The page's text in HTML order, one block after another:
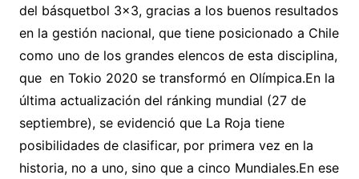
del básquetbol 3×3, gracias a los buenos resultados
en la gestión nacional, que tiene posicionado a Chile
como uno de los grandes elencos de esta disciplina,
que en Tokio 2020 se transformó en Olímpica.En la
última actualización del ránking mundial (27 de
septiembre), se evidenció que La Roja tiene
posibilidades de clasificar, por primera vez en la
historia, no a uno, sino que a cinco Mundiales.En ese